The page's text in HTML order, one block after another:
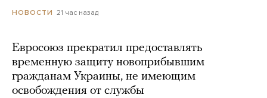
НОВОСТИ 21 час назад
Евросоюз прекратил предоставлять
временную защиту новоприбывшим
гражданам Украины, не имеющим
освобождения от службы